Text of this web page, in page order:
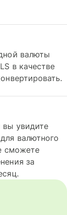
валюты
в качестве
вы увидите
валютного
сможете
за